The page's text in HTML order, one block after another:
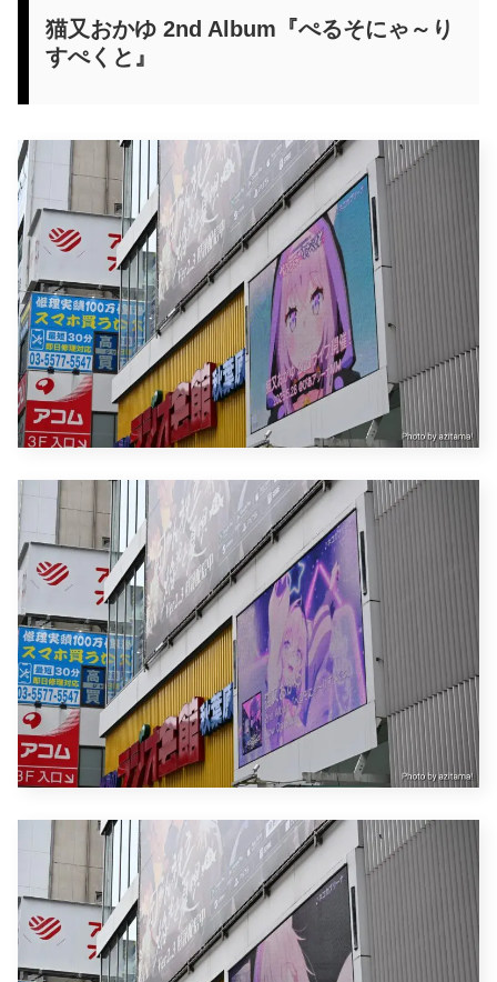
猫又おかゆ 2nd Album『ぺるそにゃ～り
すぺくと』